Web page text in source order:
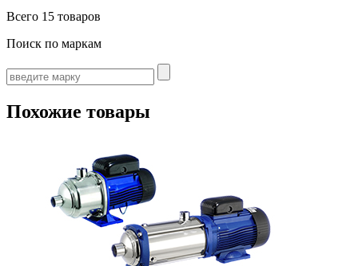
Всего 15 товаров
Поиск по маркам
Похожие товары